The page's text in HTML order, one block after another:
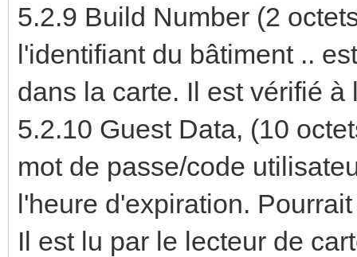
5.2.9 Build Number (2
l'identifiant du bâtiment ..
dans la carte. Il est vérifié
5.2.10 Guest Data, (10
mot de passe/code
l'heure d'expiration.
Il est lu par le lecteur de